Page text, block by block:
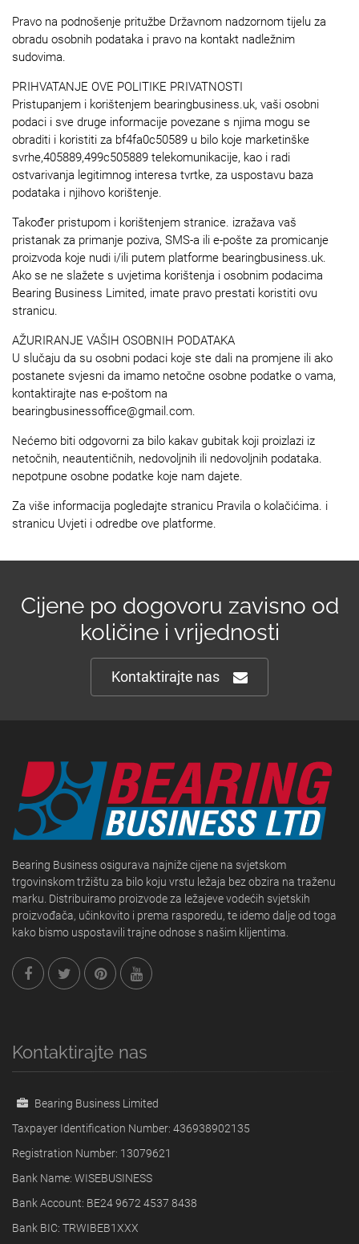
Pravo na podnošenje pritužbe Državnom nadzornom tijelu za
obradu osobnih podataka i pravo na kontakt nadležnim
sudovima.
PRIHVATANJE OVE POLITIKE PRIVATNOSTI
Pristupanjem i korištenjem bearingbusiness.uk, vaši osobni
podaci i sve druge informacije povezane s njima mogu se
obraditi i koristiti za bf4fa0c50589 u bilo koje marketinške
svrhe,405889,499c505889 telekomunikacije, kao i radi
ostvarivanja legitimnog interesa tvrtke, za uspostavu baza
podataka i njihovo korištenje.
Također pristupom i korištenjem stranice. izražava vaš
pristanak za primanje poziva, SMS-a ili e-pošte za promicanje
proizvoda koje nudi i/ili putem platforme bearingbusiness.uk.
Ako se ne slažete s uvjetima korištenja i osobnim podacima
Bearing Business Limited, imate pravo prestati koristiti ovu
stranicu.
AŽURIRANJE VAŠIH OSOBNIH PODATAKA
U slučaju da su osobni podaci koje ste dali na promjene ili ako
postanete svjesni da imamo netočne osobne podatke o vama,
kontaktirajte nas e-poštom na
bearingbusinessoffice@gmail.com.
Nećemo biti odgovorni za bilo kakav gubitak koji proizlazi iz
netočnih, neautentičnih, nedovoljnih ili nedovoljnih podataka.
nepotpune osobne podatke koje nam dajete.
Za više informacija pogledajte stranicu Pravila o kolačićima. i
stranicu Uvjeti i odredbe ove platforme.
Cijene po dogovoru zavisno od
količine i vrijednosti
Kontaktirajte nas
Bearing Business osigurava najniže cijene na svjetskom
trgovinskom tržištu za bilo koju vrstu ležaja bez obzira na traženu
marku. Distribuiramo proizvode za ležajeve vodećih svjetskih
proizvođača, učinkovito i prema rasporedu, te idemo dalje od toga
kako bismo uspostavili trajne odnose s našim klijentima.
Kontaktirajte nas
Bearing Business Limited
Taxpayer Identification Number: 436938902135
Registration Number: 13079621
Bank Name: WISEBUSINESS
Bank Account: BE24 9672 4537 8438
Bank BIC: TRWIBEB1XXX